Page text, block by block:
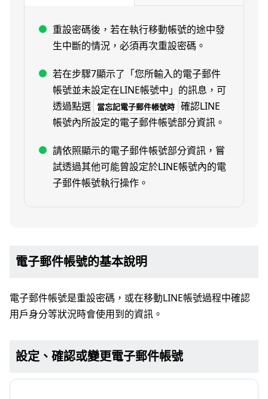
重設密碼後，若在執行移動帳號的途中發
生中斷的情況，必須再次重設密碼。
若在步驟7顯示了「您所輸入的電子郵件
帳號並未設定在LINE帳號中」的訊息，可
透過點選
當忘記電子郵件帳號時 確認LINE
帳號內所設定的電子郵件帳號部分資訊。
請依照顯示的電子郵件帳號部分資訊，嘗
試透過其他可能曾設定於LINE帳號內的電
子郵件帳號執行操作。
電子郵件帳號的基本說明
電子郵件帳號是重設密碼，或在移動LINE帳號過程中確認
用戶身分等狀況時會使用到的資訊。
設定、確認或變更電子郵件帳號